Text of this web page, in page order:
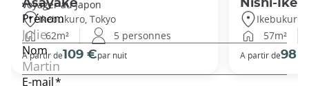
Asayake
Ikebukuro, Tokyo
62m²
5 personnes
A partir de109 €par nuit
Nishi-
Ikebukuro,
57m²
A partir de98